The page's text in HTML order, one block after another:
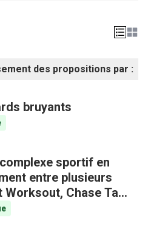
des propositions par :
bruyants
sportif en
entre plusieurs
Chase Tag,